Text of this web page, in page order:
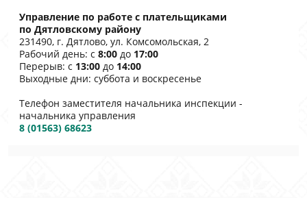
Управление по работе с плательщиками
по Дятловскому району
231490, г. Дятлово, ул. Комсомольская, 2
Рабочий день: с 8:00 до 17:00
Перерыв: с 13:00 до 14:00
Выходные дни: суббота и воскресенье
Телефон заместителя начальника инспекции -
начальника управления
8 (01563) 68623